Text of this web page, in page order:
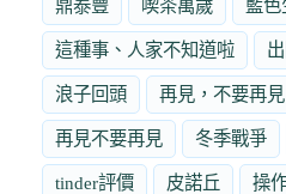
鼎泰豐 喫茶萬歲 藍色
這種事、人家不知道啦
浪子回頭 再見，不要再見
再見不要再見 冬季戰爭
tinder評價 皮諾丘 操